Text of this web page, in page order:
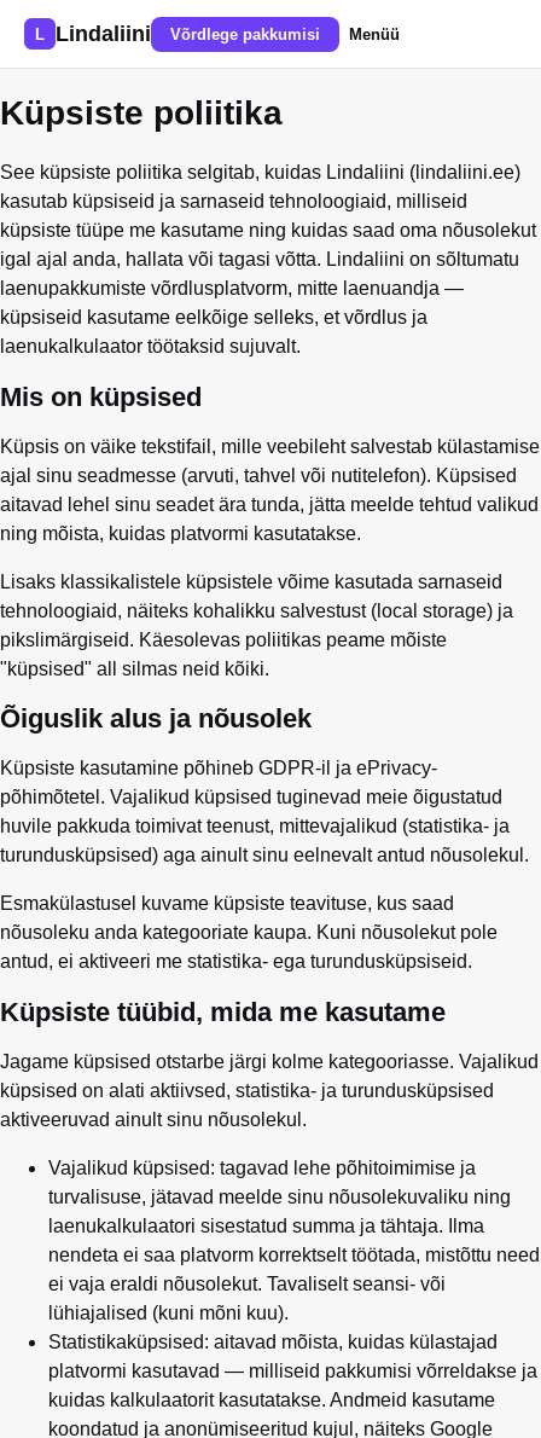
L Lindaliini Võrdlege pakkumisi Menüü
Küpsiste poliitika
See küpsiste poliitika selgitab, kuidas Lindaliini (lindaliini.ee)
kasutab küpsiseid ja sarnaseid tehnoloogiaid, milliseid
küpsiste tüüpe me kasutame ning kuidas saad oma nõusolekut
igal ajal anda, hallata või tagasi võtta. Lindaliini on sõltumatu
laenupakkumiste võrdlusplatvorm, mitte laenuandja —
küpsiseid kasutame eelkõige selleks, et võrdlus ja
laenukalkulaator töötaksid sujuvalt.
Mis on küpsised
Küpsis on väike tekstifail, mille veebileht salvestab külastamise
ajal sinu seadmesse (arvuti, tahvel või nutitelefon). Küpsised
aitavad lehel sinu seadet ära tunda, jätta meelde tehtud valikud
ning mõista, kuidas platvormi kasutatakse.
Lisaks klassikalistele küpsistele võime kasutada sarnaseid
tehnoloogiaid, näiteks kohalikku salvestust (local storage) ja
pikslimärgiseid. Käesolevas poliitikas peame mõiste
"küpsised" all silmas neid kõiki.
Õiguslik alus ja nõusolek
Küpsiste kasutamine põhineb GDPR-il ja ePrivacy-
põhimõtetel. Vajalikud küpsised tuginevad meie õigustatud
huvile pakkuda toimivat teenust, mittevajalikud (statistika- ja
turundusküpsised) aga ainult sinu eelnevalt antud nõusolekul.
Esmakülastusel kuvame küpsiste teavituse, kus saad
nõusoleku anda kategooriate kaupa. Kuni nõusolekut pole
antud, ei aktiveeri me statistika- ega turundusküpsiseid.
Küpsiste tüübid, mida me kasutame
Jagame küpsised otstarbe järgi kolme kategooriasse. Vajalikud
küpsised on alati aktiivsed, statistika- ja turundusküpsised
aktiveeruvad ainult sinu nõusolekul.
Vajalikud küpsised: tagavad lehe põhitoimimise ja
turvalisuse, jätavad meelde sinu nõusolekuvaliku ning
laenukalkulaatori sisestatud summa ja tähtaja. Ilma
nendeta ei saa platvorm korrektselt töötada, mistõttu need
ei vaja eraldi nõusolekut. Tavaliselt seansi- või
lühiajalised (kuni mõni kuu).
Statistikaküpsised: aitavad mõista, kuidas külastajad
platvormi kasutavad — milliseid pakkumisi võrreldakse ja
kuidas kalkulaatorit kasutatakse. Andmeid kasutame
koondatud ja anonümiseeritud kujul, näiteks Google